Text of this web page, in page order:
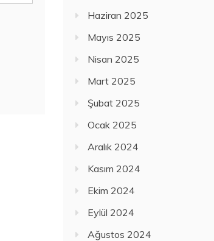
Haziran 2025
Mayıs 2025
Nisan 2025
Mart 2025
Şubat 2025
Ocak 2025
Aralık 2024
Kasım 2024
Ekim 2024
Eylül 2024
Ağustos 2024